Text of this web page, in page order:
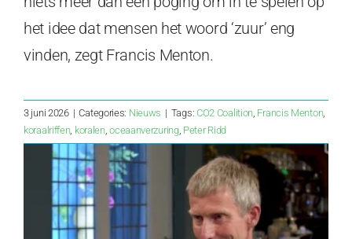
het idee dat mensen het woord ‘zuur’ eng
vinden, zegt Francis Menton.
3 juni 2026 | Categories: Nieuws | Tags: CO2 Coalition, Francis Menton,
koraalriffen, koralen,oceaanverzuring, Peter Ridd